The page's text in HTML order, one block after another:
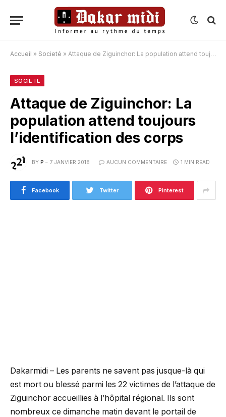
Accueil » Societé » Attaque de Ziguinchor: La population attend toujours l’identification des corps
SOCIETÉ
Attaque de Ziguinchor: La
population attend toujours
l’identification des corps
BY P 7 JANVIER 2018 AUCUN COMMENTAIRE 1 MIN READ
Facebook Twitter Pinterest
Dakarmidi – Les parents ne savent pas jusque-là qui
est mort ou blessé parmi les 22 victimes de l’attaque de
Ziguinchor accueillies à l’hôpital régional. Ils sont
nombreux ce dimanche matin devant le portail de